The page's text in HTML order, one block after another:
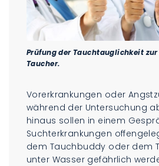
Prüfung der Tauchtauglichkeit
Taucher.
Vorerkrankungen oder
während der Untersuchung
hinaus sollen in einem
Suchterkrankungen
dem Tauchbuddy oder dem
unter Wasser gefährlich